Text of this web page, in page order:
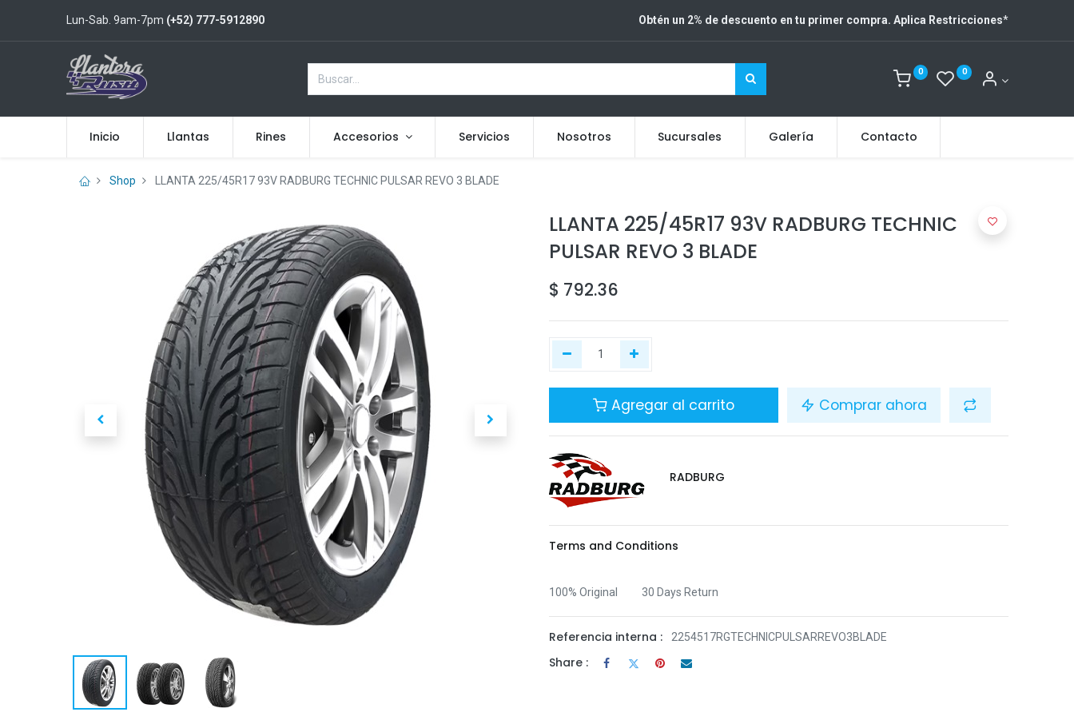
Lun-Sab. 9am-7pm (+52) 777-5912890 Obtén un 2% de descuento en tu primer compra. Aplica Restricciones*
0 0
Inicio Llantas Rines Accesorios Servicios Nosotros Sucursales Galería Contacto
Shop LLANTA 225/45R17 93V RADBURG TECHNIC PULSAR REVO 3 BLADE
LLANTA 225/45R17 93V RADBURG TECHNIC
PULSAR REVO 3 BLADE
$ 792.36
Agregar al carrito Comprar ahora
RADBURG
Terms and Conditions
100% Original 30 Days Return
Referencia interna : 2254517RGTECHNICPULSARREVO3BLADE
Share :